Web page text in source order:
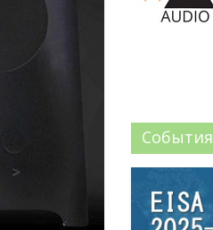
События